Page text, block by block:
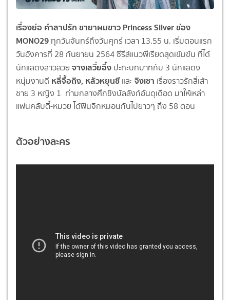
เรื่องย่อ คำสาปรัก ชายาผมขาว Princess Silver ช่อง
MONO29 ทุกวันจันทร์ถึงวันศุกร์ เวลา 13.55 น. เริ่มตอนแรก
วันอังคารที่ 28 กันยายน 2564ซีรีส์แนวพีเรียดสุดเข้มข้น ที่ได้
นักแสดงสาวสวย จางเสวี่ยอิ๋ง ปะทะบทบาทกับ 3 นักแสดง
หนุ่มงานดี หลี่จื้อถิง,หลัวหยุนซี และ จิงเชา เรื่องราวรักสี่เส้า
ชาย 3 หญิง 1 ท่ามกลางศึกชิงบัลลังก์อันดุเดือด มาให้เหล่า
แฟนคลับตี๋-หมวย ได้ฟินจิกหมอนกันไปยาวๆ ถึง 58 ตอน
ตัวอย่างละคร